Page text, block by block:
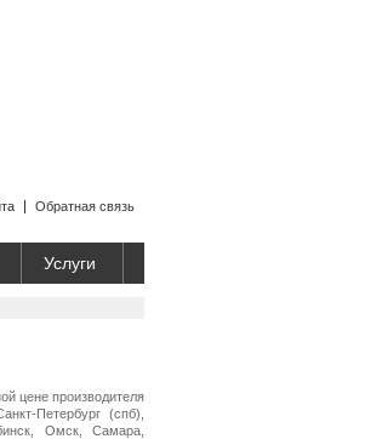
Обратная связь
Услуги
цене производителя
Петербург (спб),
Омск, Самара,